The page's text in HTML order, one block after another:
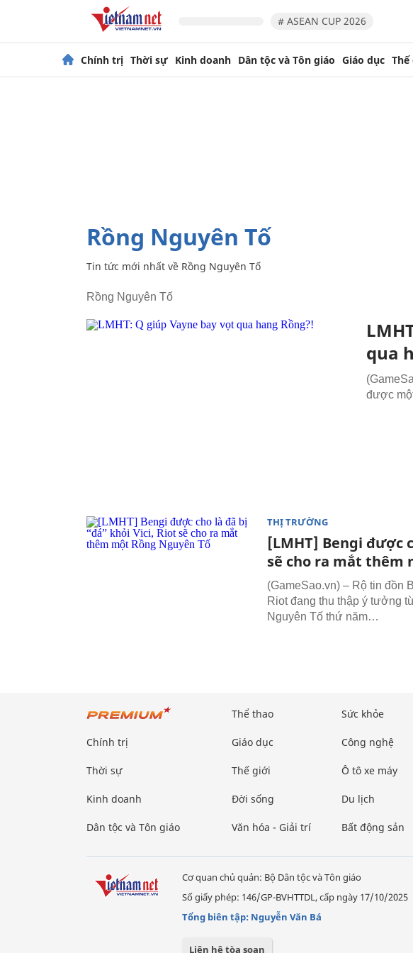
# ASEAN CUP 2026
Chính trị Thời sự Kinh doanh Dân tộc và Tôn giáo Giáo dục
Rồng Nguyên Tố
Tin tức mới nhất về Rồng Nguyên Tố
Rồng Nguyên Tố
qua
được
THỊ TRƯỜNG
[LMHT] Bengi được
sẽ cho ra mắt thêm
(GameSao.vn) – Rộ tin đồn
Riot đang thu thập ý tưởng
Nguyên Tố thứ năm…
Chính trị
Thời sự
Kinh doanh
Dân tộc và Tôn giáo
Thể thao
Giáo dục
Thế giới
Đời sống
Văn hóa - Giải trí
Sức khỏe
Công nghệ
Ô tô xe máy
Du lịch
Bất động sản
Cơ quan chủ quản: Bộ Dân tộc và Tôn giáo
Số giấy phép: 146/GP-BVHTTDL, cấp ngày 17/10/2025
Tổng biên tập: Nguyễn Văn Bá
Liên hệ tòa soạn